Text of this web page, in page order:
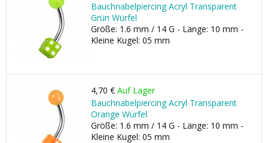
Bauchnabelpiercing Acryl Transparent
Grün Würfel
Größe: 1.6 mm / 14 G - Länge: 10 mm -
Kleine Kugel: 05 mm
4,70 € Auf Lager
Bauchnabelpiercing Acryl Transparent
Orange Würfel
Größe: 1.6 mm / 14 G - Länge: 10 mm -
Kleine Kugel: 05 mm